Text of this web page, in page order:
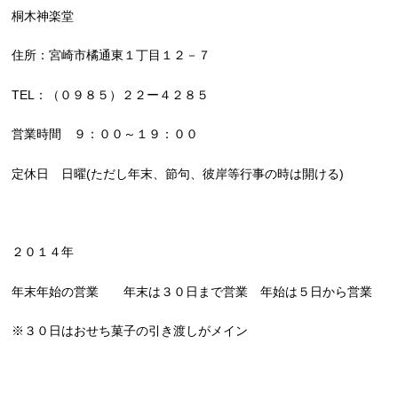
桐木神楽堂
住所：宮崎市橘通東１丁目１２－７
TEL：（０９８５）２２ー４２８５
営業時間 ９：００～１９：００
定休日 日曜(ただし年末、節句、彼岸等行事の時は開ける)
２０１４年
年末年始の営業 年末は３０日まで営業 年始は５日から営業
※３０日はおせち菓子の引き渡しがメイン